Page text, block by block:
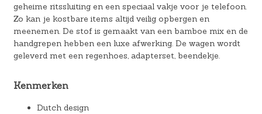
geheime ritssluiting en een speciaal vakje voor je telefoon.
Zo kan je kostbare items altijd veilig opbergen en
meenemen. De stof is gemaakt van een bamboe mix en de
handgrepen hebben een luxe afwerking. De wagen wordt
geleverd met een regenhoes, adapterset, beendekje.
Kenmerken
Dutch design